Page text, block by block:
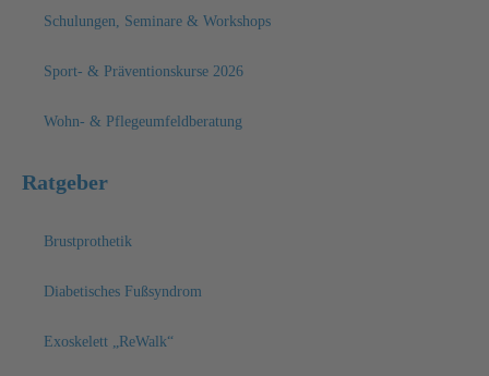
Schulungen, Seminare & Workshops
Sport- & Präventionskurse 2026
Wohn- & Pflegeumfeldberatung
Ratgeber
Brustprothetik
Diabetisches Fußsyndrom
Exoskelett „ReWalk“